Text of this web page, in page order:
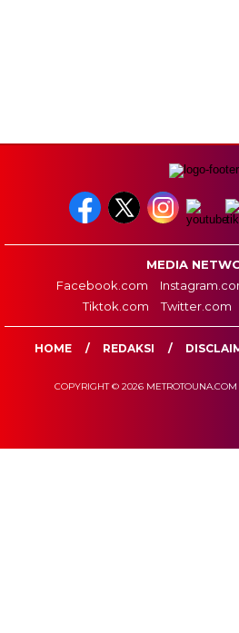
MEDIA
Facebook.com
Tiktok.com
Twitter.com
HOME REDAKSI
COPYRIGHT © 2026